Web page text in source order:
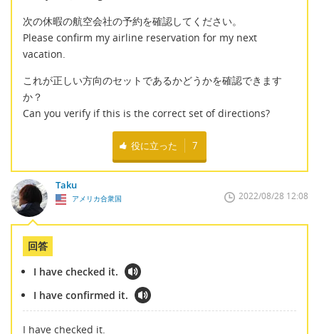
次の休暇の航空会社の予約を確認してください。
Please confirm my airline reservation for my next
vacation.
これが正しい方向のセットであるかどうかを確認できます
か？
Can you verify if this is the correct set of directions?
役に立った 7
Taku
アメリカ合衆国 2022/08/28 12:08
回答
I have checked it.
I have confirmed it.
I have checked it.